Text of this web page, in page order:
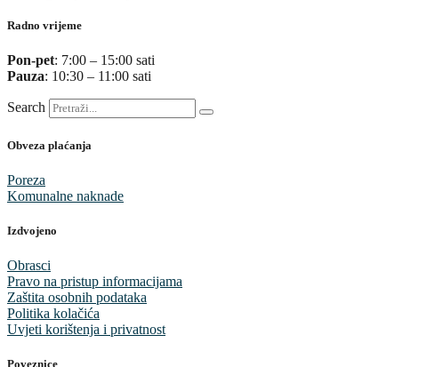
Radno vrijeme
Pon-pet: 7:00 – 15:00 sati
Pauza: 10:30 – 11:00 sati
Search
Obveza plaćanja
Poreza
Komunalne naknade
Izdvojeno
Obrasci
Pravo na pristup informacijama
Zaštita osobnih podataka
Politika kolačića
Uvjeti korištenja i privatnost
Poveznice